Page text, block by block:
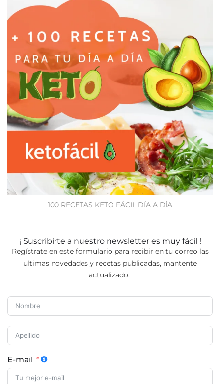
100 RECETAS KETO FÁCIL DÍA A DÍA
¡ Suscribirte a nuestro newsletter es muy fácil !
Regístrate en este formulario para recibir en tu correo las
ultimas novedades y recetas publicadas, mantente
actualizado.
E-mail